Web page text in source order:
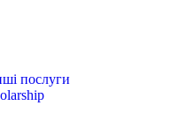
послуги